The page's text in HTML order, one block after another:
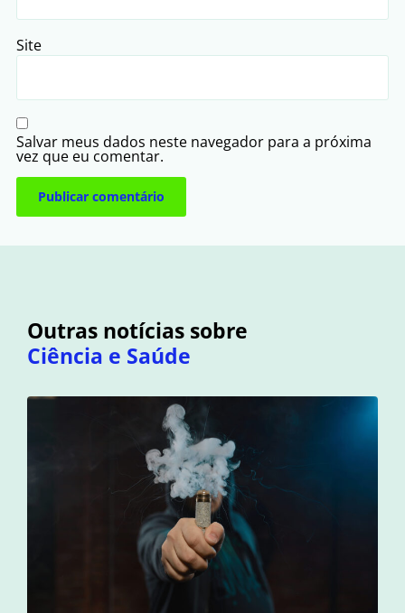
Site
Salvar meus dados neste navegador para a próxima
vez que eu comentar.
Outras notícias sobre
Ciência e Saúde